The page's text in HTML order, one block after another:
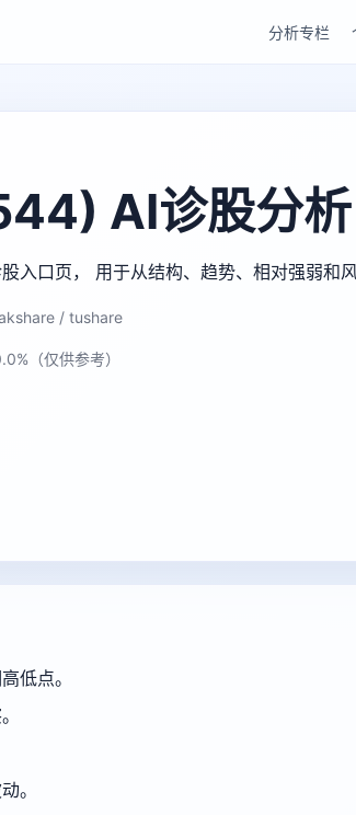
分析专栏
AI诊股分析
口页， 用于从结构、趋势、相对强弱和风
/ tushare
（仅供参考）
低点。
。